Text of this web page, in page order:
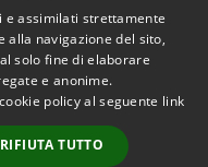
Copyright © 2026 • Città di
Vimercate • Powered by
Municipium•
Accesso
e assimilati strettamente
alla navigazione del sito,
solo fine di elaborare
e anonime.
policy al seguente link
RIFIUTA TUTTO